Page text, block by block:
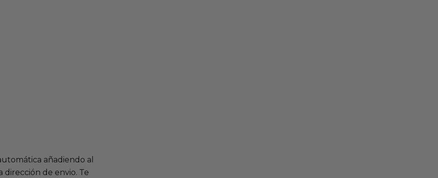
añadiendo al
de envio. Te